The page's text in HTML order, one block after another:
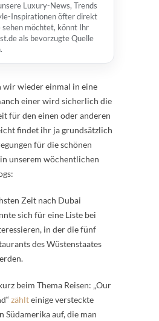
Luxury-News, Trends
Inspirationen öfter direkt
sehen möchtet, könnt Ihr
als bevorzugte Quelle
wir wieder einmal in eine
einer wird sicherlich die
für den einen oder anderen
findet ihr ja grundsätzlich
für die schönen
in unserem wöchentlichen
Zeit nach Dubai
sich für eine Liste bei
in der die fünf
des Wüstenstaates
beim Thema Reisen: „Our
zählteinige versteckte
Südamerika auf, die man